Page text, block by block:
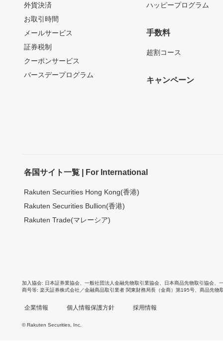
外貨決済
お取引時間
メールサービス
証券税制
クーポンサービス
バースデープログラム
ハッピープログラム
手数料
超割コース
キャンペーン
各国サイト一覧 | For International
Rakuten Securities Hong Kong(香港)
Rakuten Securities Bullion(香港)
Rakuten Trade(マレーシア)
加入協会 日本証券業協会 一般社団法人金融先物取引業協会 日本商品先物取引協会
商号等 楽天証券株式会社／金融商品取引業者 関東財務局長（金商）第195号、商品先物
企業情報 個人情報保護方針 採用情報
© Rakuten Securities, Inc.